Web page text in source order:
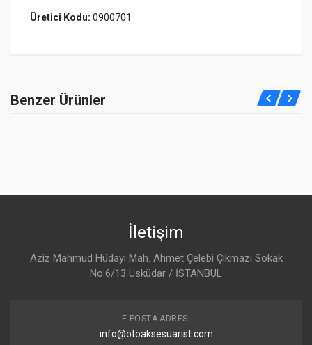
Üretici Kodu: 0900701
Henüz bu ürüne bir yorum yapılmamış.
10 Reviews
Specter Brake Kit
Specter (China)
NNO-120K643-S
Benzer Ürünler
İletişim
Aziz Mahmud Hüdayi Mah. Ahmet Çelebi Çıkmazı Sokak
No:6/13 Üsküdar / İSTANBUL
E-POSTA ADRESI
info@otoaksesuarist.com